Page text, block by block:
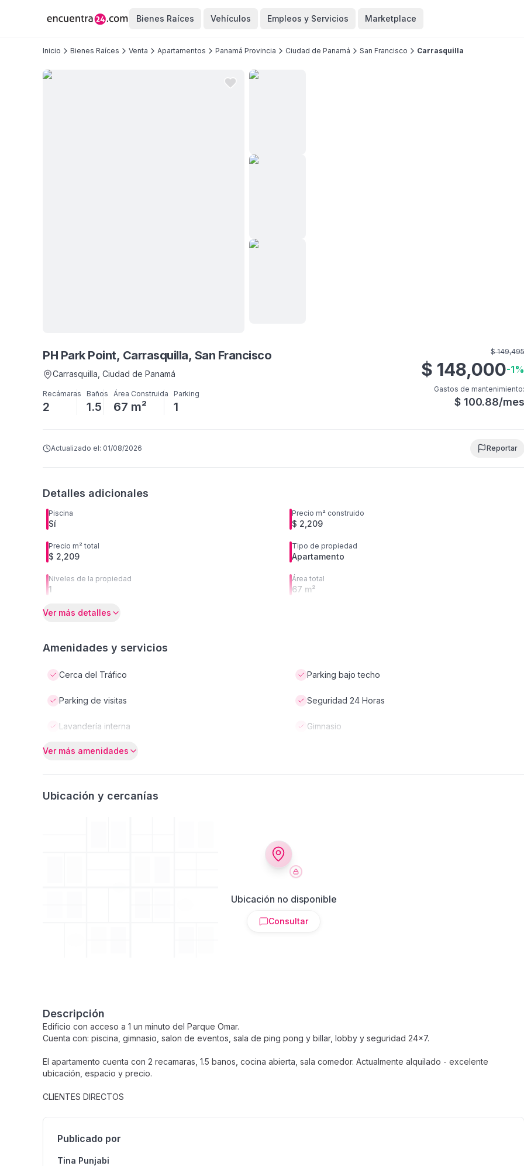
Bienes Raíces Vehículos Empleos y Servicios Marketplace
Inicio Bienes Raíces Venta Apartamentos Panamá Provincia Ciudad de Panamá San Francisco Carrasquilla
PH Park Point, Carrasquilla, San Francisco
Carrasquilla , Ciudad de Panamá
Recámaras
2
Baños
1.5
Área Construida
67 m²
Parking
1
$ 149,495
$ 148,000-1%
Gastos de mantenimiento:
$ 100.88/mes
Actualizado el: 01/08/2026 Reportar
Detalles adicionales
Piscina
Sí
Precio m² construido
$ 2,209
Precio m² total
$ 2,209
Tipo de propiedad
Apartamento
Niveles de la propiedad
1
Área total
67 m²
Ver más detalles
Amenidades y servicios
Cerca del Tráfico Parking bajo techo
Parking de visitas Seguridad 24 Horas
Lavandería interna Gimnasio
Ver más amenidades
Ubicación y cercanías
Ubicación no disponible
Consultar
Descripción
Edificio con acceso a 1 un minuto del Parque Omar.
Cuenta con: piscina, gimnasio, salon de eventos, sala de ping pong y billar, lobby y seguridad 24x7.
El apartamento cuenta con 2 recamaras, 1.5 banos, cocina abierta, sala comedor. Actualmente alquilado - excelente
ubicación, espacio y precio.
CLIENTES DIRECTOS
Publicado por
Tina Punjabi